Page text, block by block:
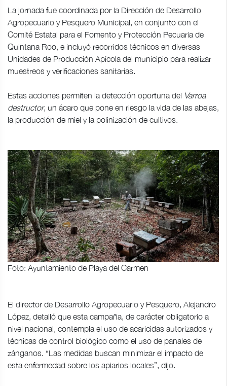
La jornada fue coordinada por la Dirección de Desarrollo
Agropecuario y Pesquero Municipal, en conjunto con el
Comité Estatal para el Fomento y Protección Pecuaria de
Quintana Roo, e incluyó recorridos técnicos en diversas
Unidades de Producción Apícola del municipio para realizar
muestreos y verificaciones sanitarias.
Estas acciones permiten la detección oportuna del Varroa
destructor, un ácaro que pone en riesgo la vida de las abejas,
la producción de miel y la polinización de cultivos.
Foto: Ayuntamiento de Playa del Carmen
El director de Desarrollo Agropecuario y Pesquero, Alejandro
López, detalló que esta campaña, de carácter obligatorio a
nivel nacional, contempla el uso de acaricidas autorizados y
técnicas de control biológico como el uso de panales de
zánganos. “Las medidas buscan minimizar el impacto de
esta enfermedad sobre los apiarios locales”, dijo.